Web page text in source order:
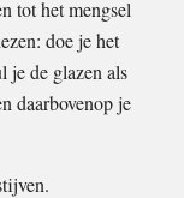
tot het mengsel
doe je het
je de glazen als
daarbovenop je